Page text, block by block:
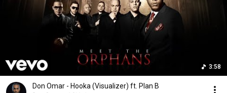
3:58
Don Omar - Hooka (Visualizer) ft. Plan B